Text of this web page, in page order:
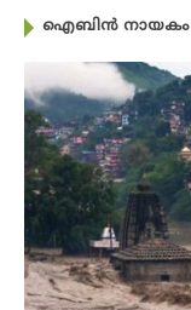
ഐബിൻ നായകം